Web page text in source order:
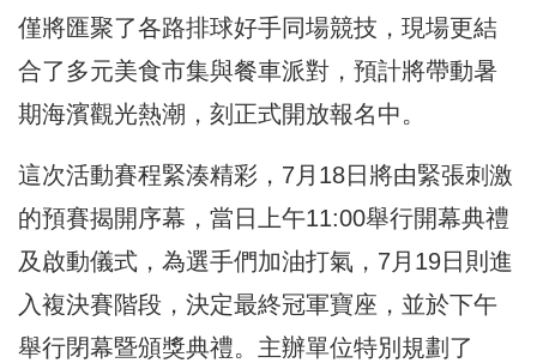
僅將匯聚了各路排球好手同場競技，現場更結
合了多元美食市集與餐車派對，預計將帶動暑
期海濱觀光熱潮，刻正式開放報名中。
這次活動賽程緊湊精彩，7月18日將由緊張刺激
的預賽揭開序幕，當日上午11:00舉行開幕典禮
及啟動儀式，為選手們加油打氣，7月19日則進
入複決賽階段，決定最終冠軍寶座，並於下午
舉行閉幕暨頒獎典禮。主辦單位特別規劃了